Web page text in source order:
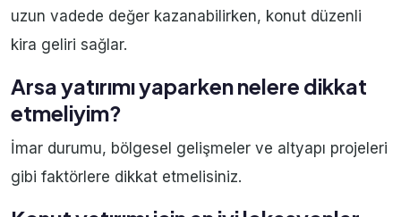
uzun vadede değer kazanabilirken, konut düzenli
kira geliri sağlar.
Arsa yatırımı yaparken nelere dikkat
etmeliyim?
İmar durumu, bölgesel gelişmeler ve altyapı projeleri
gibi faktörlere dikkat etmelisiniz.